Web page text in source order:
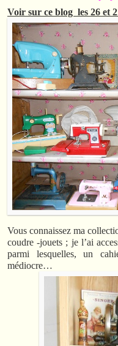
Voir sur ce blog les 26 et
Vous connaissez ma
coudre -jouets ; je l’ai
parmi lesquelles, un
médiocre…